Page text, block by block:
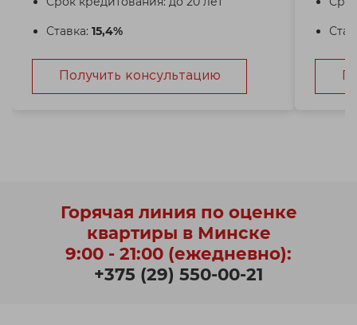
Ставка: 15,4%
Получить консультацию
Горячая линия по оценке
квартиры в Минске
9:00 - 21:00 (ежедневно):
+375 (29) 550-00-21